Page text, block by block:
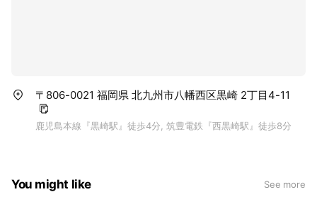
〒806-0021 福岡県 北九州市八幡西区黒崎 2丁目4-11
鹿児島本線『黒崎駅』徒歩4分, 筑豊電鉄『西黒崎駅』徒歩8分
You might like See more